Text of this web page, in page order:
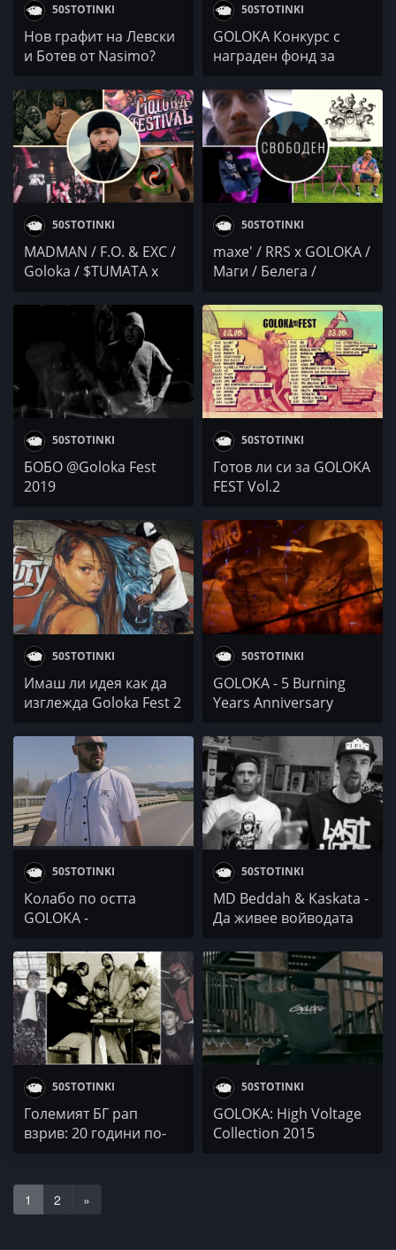
50STOTINKI
Нов графит на Левски
и Ботев от Nasimo?
50STOTINKI
GOLOKA Конкурс с
награден фонд за
50STOTINKI
MADMAN / F.O. & EXC /
Goloka / $TUMATA x
MALKIA x BAR0NA /
50STOTINKI
maxe' / RRS x GOLOKA /
Маги / Белега /
50STOTINKI
БОБО @Goloka Fest
2019
50STOTINKI
Готов ли си за GOLOKA
FEST Vol.2
50STOTINKI
Имаш ли идея как да
изглежда Goloka Fest 2
50STOTINKI
GOLOKA - 5 Burning
Years Anniversary
50STOTINKI
Колабо по остта
GOLOKA -
50STOTINKI
MD Beddah & Kaskata -
Да живее войводата
50STOTINKI
Големият БГ рап
взрив: 20 години по-
50STOTINKI
GOLOKA: High Voltage
Collection 2015
1 2 »